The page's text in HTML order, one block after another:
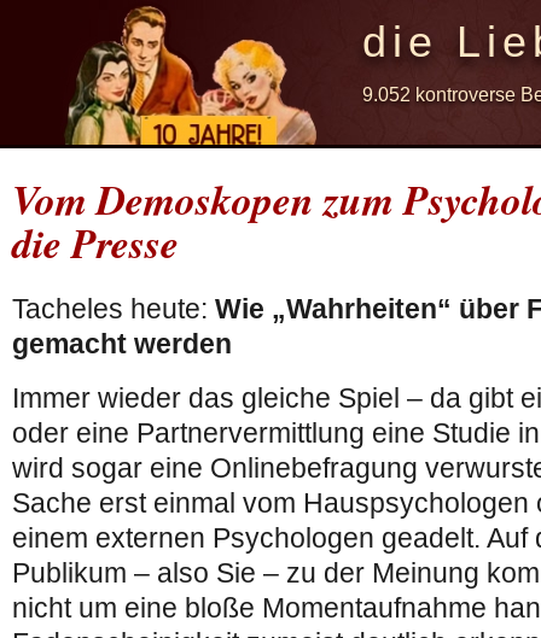
die
9.052 kontroverse
Vom Demoskopen zum
die Presse
Tacheles heute: Wie „Wahrheiten“ über
gemacht werden
Immer wieder das gleiche Spiel – da gibt
oder eine Partnervermittlung eine Studie
wird sogar eine Onlinebefragung
Sache erst einmal vom Hauspsychologen
einem externen Psychologen geadelt. Auf
Publikum – also Sie – zu der Meinung
nicht um eine bloße Momentaufnahme